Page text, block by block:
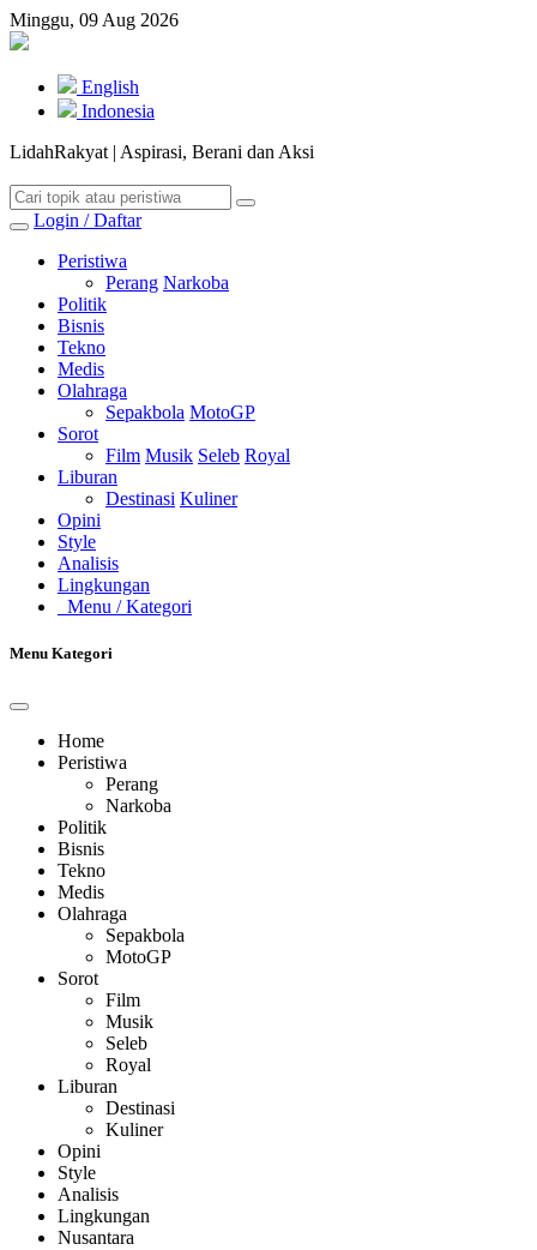
Minggu, 09 Aug 2026
English
Indonesia
LidahRakyat | Aspirasi, Berani dan Aksi
Login / Daftar
Peristiwa
Perang Narkoba
Politik
Bisnis
Tekno
Medis
Olahraga
Sepakbola MotoGP
Sorot
Film Musik Seleb Royal
Liburan
Destinasi Kuliner
Opini
Style
Analisis
Lingkungan
Menu / Kategori
Menu Kategori
Home
Peristiwa
Perang
Narkoba
Politik
Bisnis
Tekno
Medis
Olahraga
Sepakbola
MotoGP
Sorot
Film
Musik
Seleb
Royal
Liburan
Destinasi
Kuliner
Opini
Style
Analisis
Lingkungan
Nusantara